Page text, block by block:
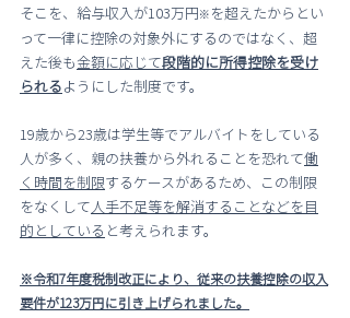
そこを、給与収入が103万円※ を超えたからとい
って一律に控除の対象外にするのではなく、超
えた後も金額に応じて段階的に所得控除を受け
られるようにした制度です。
19歳から23歳は学生等でアルバイトをしている
人が多く、親の扶養から外れることを恐れて働
く時間を制限するケースがあるため、この制限
をなくして人手不足等を解消することなどを目
的としている と考えられます。
※令和7年度税制改正により、従来の扶養控除の収入
要件が123万円に引き上げられました。